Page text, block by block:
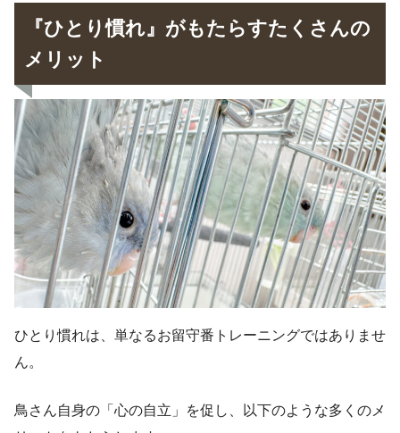
『ひとり慣れ』がもたらすたくさんの
メリット
ひとり慣れは、単なるお留守番トレーニングではありませ
ん。
鳥さん自身の「心の自立」を促し、以下のような多くのメ